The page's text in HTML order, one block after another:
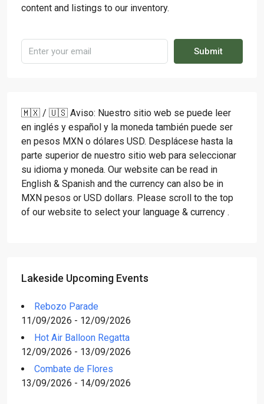
content and listings to our inventory.
Submit
🇲🇽 / 🇺🇸 Aviso: Nuestro sitio web se puede leer
en inglés y español y la moneda también puede ser
en pesos MXN o dólares USD. Desplácese hasta la
parte superior de nuestro sitio web para seleccionar
su idioma y moneda. Our website can be read in
English & Spanish and the currency can also be in
MXN pesos or USD dollars. Please scroll to the top
of our website to select your language & currency .
Lakeside Upcoming Events
Rebozo Parade
11/09/2026 - 12/09/2026
Hot Air Balloon Regatta
12/09/2026 - 13/09/2026
Combate de Flores
13/09/2026 - 14/09/2026